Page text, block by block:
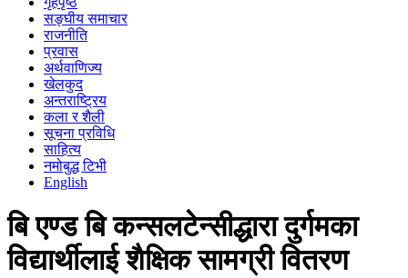
सङ्घीय समाचार
राजनीति
प्रवास
अर्थवाणिज्य
खेलकुद
अन्तराष्ट्रिय
कला र शैली
सूचना प्रविधि
साहित्य
नमोबुद्ध टिभी
English
बि एण्ड बि कन्सलटेन्सीद्धारा दुर्गमका
विद्यार्थीलाई शैक्षिक सामग्री वितरण